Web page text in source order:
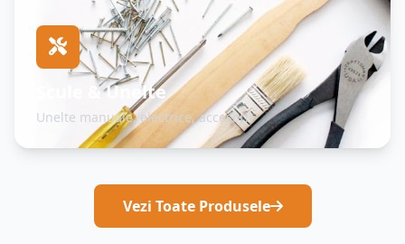
Scule & Unelte
Unelte manuale, electrice, accesorii
Vezi Toate Produsele